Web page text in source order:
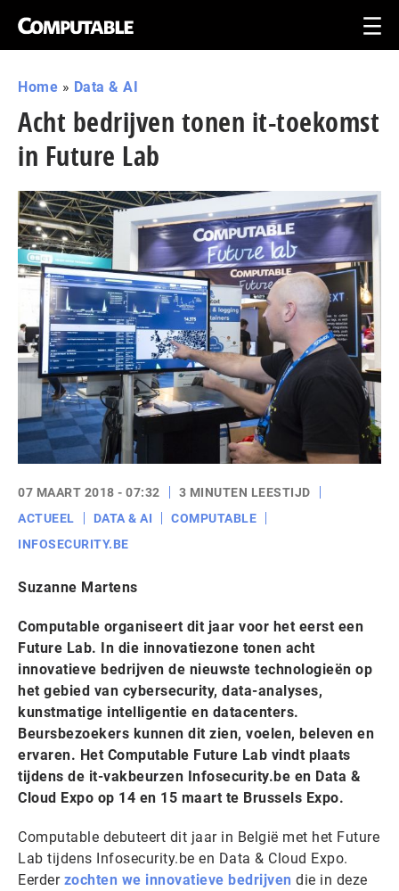
Home » Data & AI
Acht bedrijven tonen it-toekomst
in Future Lab
07 MAART 2018 - 07:32
3 MINUTEN LEESTIJD
ACTUEEL
DATA & AI
COMPUTABLE
INFOSECURITY.BE
Suzanne Martens
Computable organiseert dit jaar voor het eerst een
Future Lab. In die innovatiezone tonen acht
innovatieve bedrijven de nieuwste technologieën op
het gebied van cybersecurity, data-analyses,
kunstmatige intelligentie en datacenters.
Beursbezoekers kunnen dit zien, voelen, beleven en
ervaren. Het Computable Future Lab vindt plaats
tijdens de it-vakbeurzen Infosecurity.be en Data &
Cloud Expo op 14 en 15 maart te Brussels Expo.
Computable debuteert dit jaar in België met het Future
Lab tijdens Infosecurity.be en Data & Cloud Expo.
Eerder zochten we innovatieve bedrijven die in deze